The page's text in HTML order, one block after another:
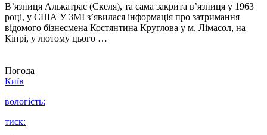
В’язниця Алькатрас (Скеля), та сама закрита в’язниця у 1963
році, у США У ЗМІ з’явилася інформація про затримання
відомого бізнесмена Костянтина Круглова у м. Лімасол, на
Кіпрі, у лютому цього …
Погода
Київ
вологість:
тиск: